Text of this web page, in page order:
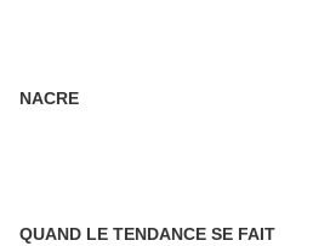
NACRE
QUAND LE TENDANCE SE FAIT